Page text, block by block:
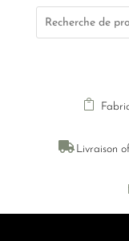

 Livraison